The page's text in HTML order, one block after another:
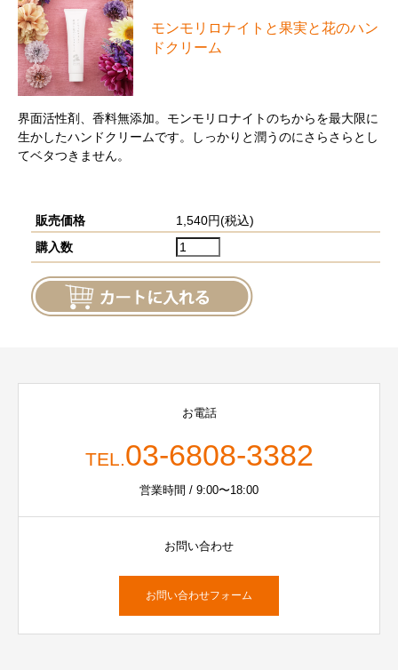
モンモリロナイトと果実と花のハン
ドクリーム
界面活性剤、香料無添加。モンモリロナイトのちからを最大限に
生かしたハンドクリームです。しっかりと潤うのにさらさらとし
てベタつきません。
販売価格
1,540円(税込)
購入数
お電話
TEL.03-6808-3382
営業時間 / 9:00〜18:00
お問い合わせ
お問い合わせフォーム